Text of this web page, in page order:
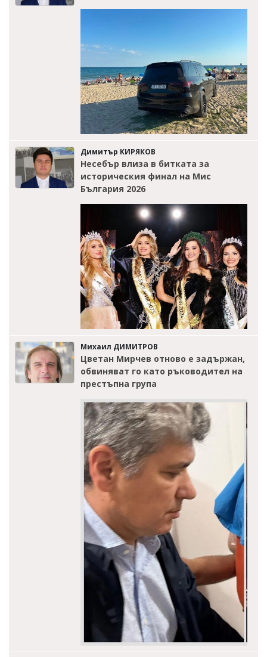
Димитър КИРЯКОВ
Несебър влиза в битката за
историческия финал на Мис
България 2026
Михаил ДИМИТРОВ
Цветан Мирчев отново е задържан,
обвиняват го като ръководител на
престъпна група